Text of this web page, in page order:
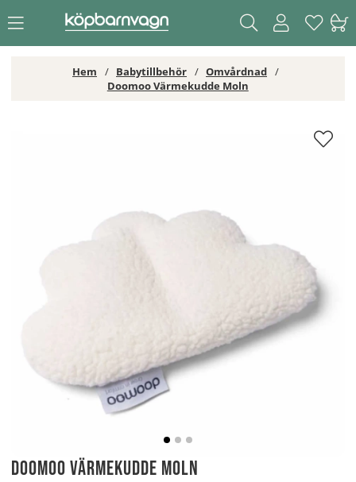
Hem Babytillbehör
Omvårdnad
Doomoo Värmekudde Moln
Doomoo Värmekudde Moln